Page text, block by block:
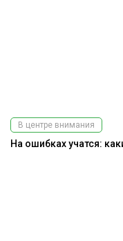
В центре внимания
На ошибках учатся: